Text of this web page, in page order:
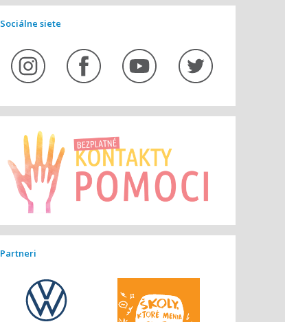
Sociálne siete
Partneri